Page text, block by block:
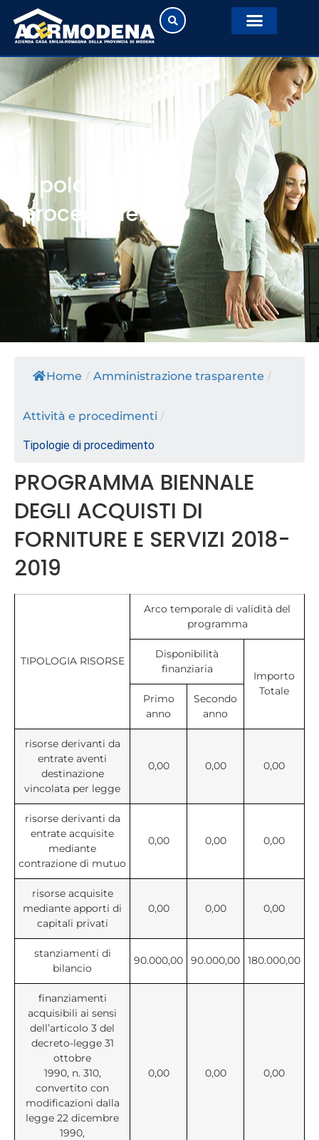
Tipologie di
procedimento
Home / Amministrazione trasparente /
Attività e procedimenti /
Tipologie di procedimento
PROGRAMMA BIENNALE
DEGLI ACQUISTI DI
FORNITURE E SERVIZI 2018-
2019
TIPOLOGIA RISORSE
Arco temporale di validità del
programma
Disponibilità
finanziaria
Importo
Totale
Primo
anno
Secondo
anno
risorse derivanti da
entrate aventi
destinazione
vincolata per legge
0,00 0,00 0,00
risorse derivanti da
entrate acquisite
mediante
contrazione di mutuo
0,00 0,00 0,00
risorse acquisite
mediante apporti di
capitali privati
0,00 0,00 0,00
stanziamenti di
bilancio
90.000,00 90.000,00 180.000,00
finanziamenti
acquisibili ai sensi
dell’articolo 3 del
decreto-legge 31
ottobre
1990, n. 310,
convertito con
modificazioni dalla
legge 22 dicembre
1990,
0,00 0,00 0,00